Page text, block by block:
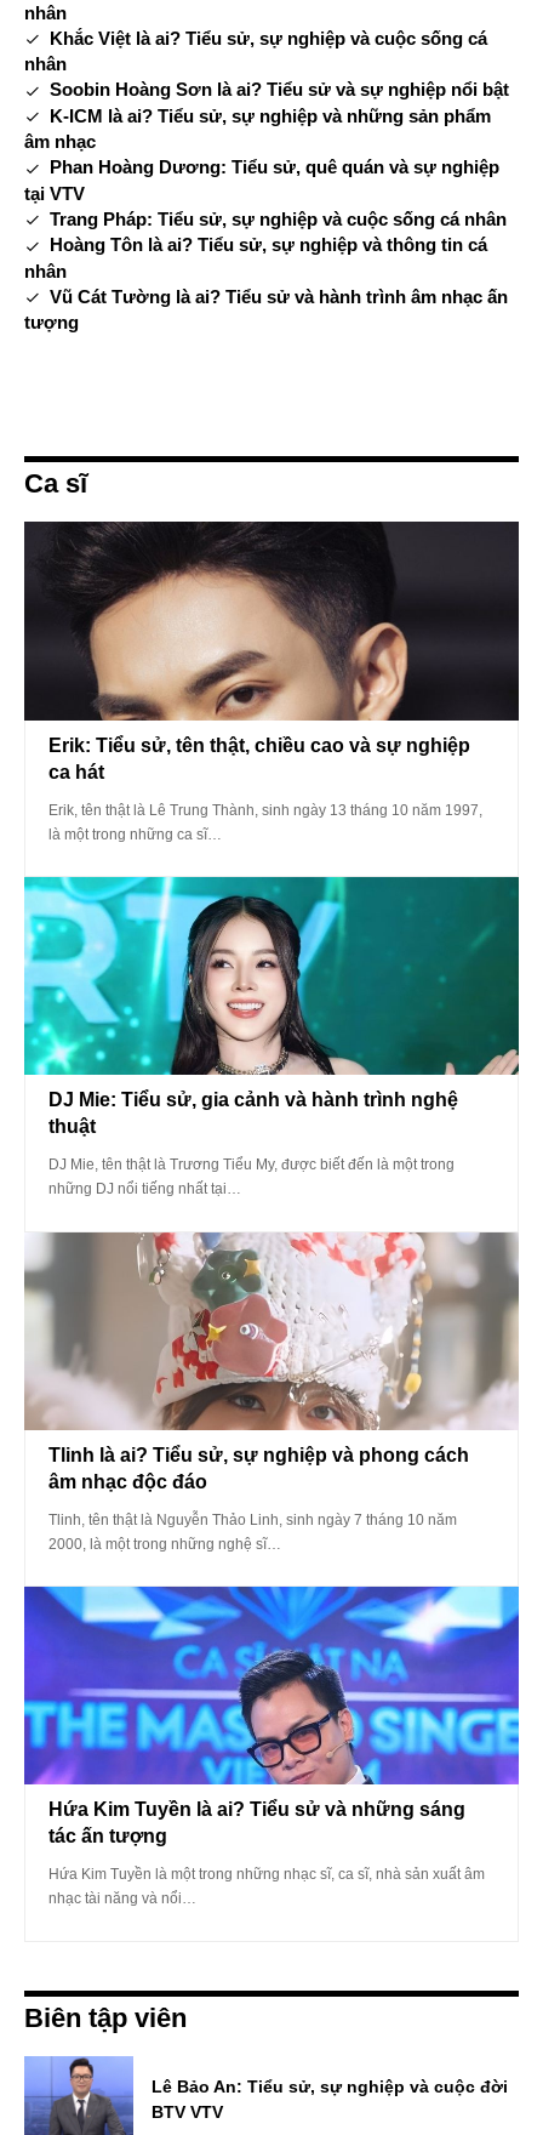
nhân
Khắc Việt là ai? Tiểu sử, sự nghiệp và cuộc sống cá
nhân
Soobin Hoàng Sơn là ai? Tiểu sử và sự nghiệp nổi bật
K-ICM là ai? Tiểu sử, sự nghiệp và những sản phẩm
âm nhạc
Phan Hoàng Dương: Tiểu sử, quê quán và sự nghiệp
tại VTV
Trang Pháp: Tiểu sử, sự nghiệp và cuộc sống cá nhân
Hoàng Tôn là ai? Tiểu sử, sự nghiệp và thông tin cá
nhân
Vũ Cát Tường là ai? Tiểu sử và hành trình âm nhạc ấn
tượng
Ca sĩ
Erik: Tiểu sử, tên thật, chiều cao và sự nghiệp
ca hát
Erik, tên thật là Lê Trung Thành, sinh ngày 13 tháng 10 năm 1997,
là một trong những ca sĩ…
DJ Mie: Tiểu sử, gia cảnh và hành trình nghệ
thuật
DJ Mie, tên thật là Trương Tiểu My, được biết đến là một trong
những DJ nổi tiếng nhất tại…
Tlinh là ai? Tiểu sử, sự nghiệp và phong cách
âm nhạc độc đáo
Tlinh, tên thật là Nguyễn Thảo Linh, sinh ngày 7 tháng 10 năm
2000, là một trong những nghệ sĩ…
Hứa Kim Tuyền là ai? Tiểu sử và những sáng
tác ấn tượng
Hứa Kim Tuyền là một trong những nhạc sĩ, ca sĩ, nhà sản xuất âm
nhạc tài năng và nổi…
Biên tập viên
Lê Bảo An: Tiểu sử, sự nghiệp và cuộc đời
BTV VTV